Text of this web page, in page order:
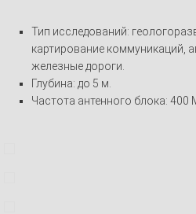
Тип исследований:
картирование коммуникаций,
железные дороги.
Глубина: до 5 м.
Частота антенного блока: 400